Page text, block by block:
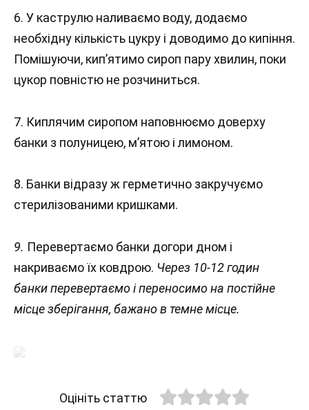
6. У каструлю наливаємо воду, додаємо
необхідну кількість цукру і доводимо до кипіння.
Помішуючи, кип’ятимо сироп пару хвилин, поки
цукор повністю не розчиниться.
7. Киплячим сиропом наповнюємо доверху
банки з полуницею, м’ятою і лимоном.
8. Банки відразу ж герметично закручуємо
стерилізованими кришками.
9. Перевертаємо банки догори дном і
накриваємо їх ковдрою. Через 10-12 годин
банки перевертаємо і переносимо на постійне
місце зберігання, бажано в темне місце.
Оцініть статтю